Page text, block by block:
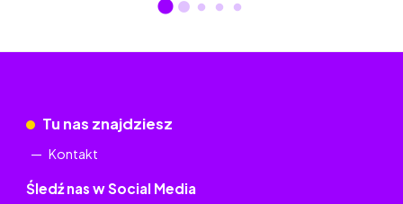
Tu nas znajdziesz
Kontakt
Śledź nas w Social Media